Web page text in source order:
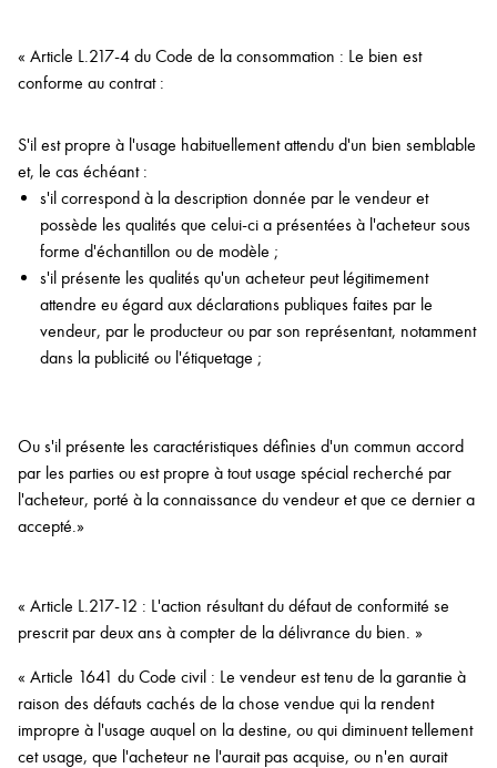
« Article L.217-4 du Code de la consommation : Le bien est
conforme au contrat :
S'il est propre à l'usage habituellement attendu d'un bien semblable
et, le cas échéant :
s'il correspond à la description donnée par le vendeur et
possède les qualités que celui-ci a présentées à l'acheteur sous
forme d'échantillon ou de modèle ;
s'il présente les qualités qu'un acheteur peut légitimement
attendre eu égard aux déclarations publiques faites par le
vendeur, par le producteur ou par son représentant, notamment
dans la publicité ou l'étiquetage ;
Ou s'il présente les caractéristiques définies d'un commun accord
par les parties ou est propre à tout usage spécial recherché par
l'acheteur, porté à la connaissance du vendeur et que ce dernier a
accepté.»
« Article L.217-12 : L'action résultant du défaut de conformité se
prescrit par deux ans à compter de la délivrance du bien. »
« Article 1641 du Code civil : Le vendeur est tenu de la garantie à
raison des défauts cachés de la chose vendue qui la rendent
impropre à l'usage auquel on la destine, ou qui diminuent tellement
cet usage, que l'acheteur ne l'aurait pas acquise, ou n'en aurait